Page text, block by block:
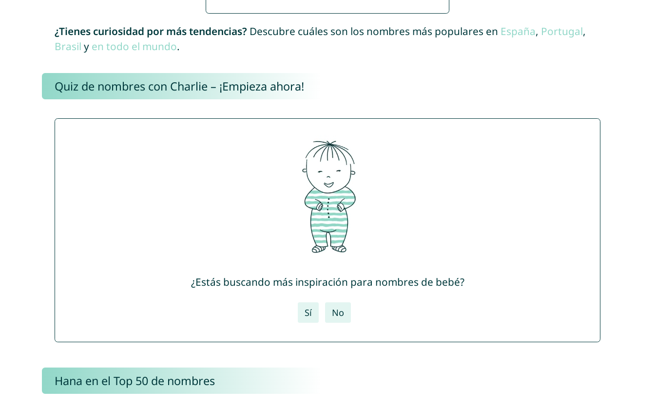
¿Tienes curiosidad por más tendencias? Descubre cuáles son los nombres más populares en España, Portugal,
Brasil y en todo el mundo.
Quiz de nombres con Charlie – ¡Empieza ahora!
¿Estás buscando más inspiración para nombres de bebé?
Sí No
Hana en el Top 50 de nombres